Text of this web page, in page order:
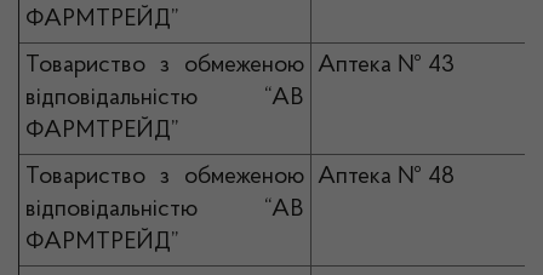
ФАРМТРЕЙД”
Товариство з обмеженою
відповідальністю “АВ
ФАРМТРЕЙД”
Аптека № 43
Товариство з обмеженою
відповідальністю “АВ
ФАРМТРЕЙД”
Аптека № 48